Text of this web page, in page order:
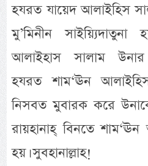
হযরত যায়েদ আলাইহিস
মু’মিনীন
আলাইহাস সালাম উনার
হযরত শাম‘ঊন
নিসবত মুবারক করে
রায়হানাহ্ বিনতে
হয়। সুবহানাল্লাহ!